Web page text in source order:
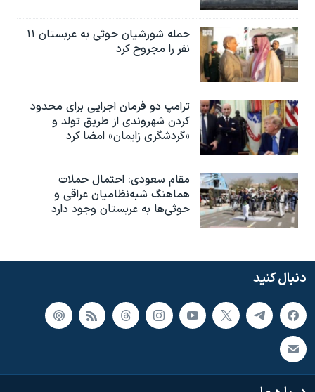
حمله شورشیان حوثی به عربستان ۱۱
نفر را مجروح کرد
ترامپ دو فرمان اجرایی برای محدود
کردن شهروندی از طریق تولد و
«گردشگری زایمان» امضا کرد
مقام سعودی: احتمال حملات
هماهنگ شبه‌نظامیان عراقی و
حوثی‌ها به عربستان وجود دارد
دنبال کنید